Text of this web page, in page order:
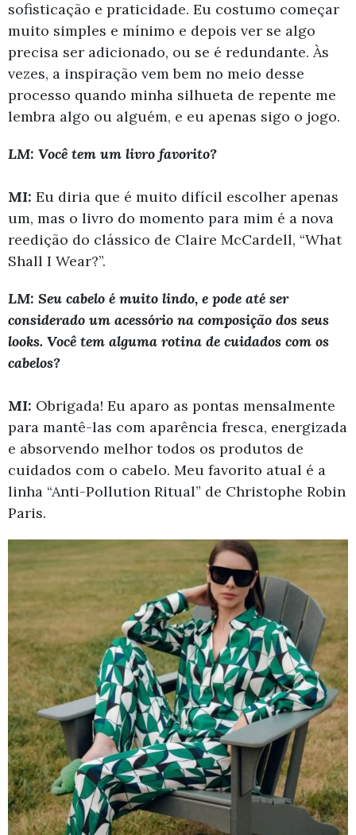
sofisticação e praticidade. Eu costumo começar
muito simples e mínimo e depois ver se algo
precisa ser adicionado, ou se é redundante. Às
vezes, a inspiração vem bem no meio desse
processo quando minha silhueta de repente me
lembra algo ou alguém, e eu apenas sigo o jogo.
LM: Você tem um livro favorito?
MI: Eu diria que é muito difícil escolher apenas
um, mas o livro do momento para mim é a nova
reedição do clássico de Claire McCardell, “What
Shall I Wear?”.
LM: Seu cabelo é muito lindo, e pode até ser
considerado um acessório na composição dos seus
looks. Você tem alguma rotina de cuidados com os
cabelos?
MI: Obrigada! Eu aparo as pontas mensalmente
para mantê-las com aparência fresca, energizada
e absorvendo melhor todos os produtos de
cuidados com o cabelo. Meu favorito atual é a
linha “Anti-Pollution Ritual” de Christophe Robin
Paris.